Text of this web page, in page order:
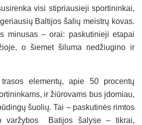
visi stipriausieji sportininkai,
Baltijos šalių meistrų kovas.
minusas – orai: paskutinieji etapai
o šiemet šiluma nedžiugino ir
trasos elementų, apie 50 procentų
ir žiūrovams bus įdomiau,
šuolių. Tai – paskutinės rimtos
varžybos Batijos šalyse – tikrai,